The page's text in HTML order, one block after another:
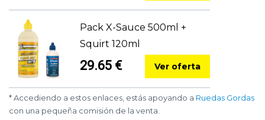
Pack X-Sauce 500ml +
Squirt 120ml
29.65 € Ver oferta
* Accediendo a estos enlaces, estás apoyando a Ruedas Gordas
con una pequeña comisión de la venta.